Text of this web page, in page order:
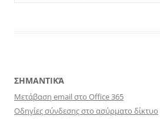
ΣΗΜΑΝΤΙΚΆ
Μετάβαση email στο Office 365
Οδηγίες σύνδεσης στο ασύρματο δίκτυο